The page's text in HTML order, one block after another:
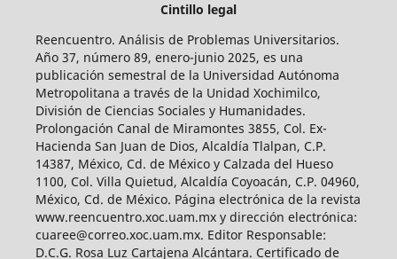
Cintillo legal
Reencuentro. Análisis de Problemas Universitarios.
Año 37, número 89, enero-junio 2025, es una
publicación semestral de la Universidad Autónoma
Metropolitana a través de la Unidad Xochimilco,
División de Ciencias Sociales y Humanidades.
Prolongación Canal de Miramontes 3855, Col. Ex-
Hacienda San Juan de Dios, Alcaldía Tlalpan, C.P.
14387, México, Cd. de México y Calzada del Hueso
1100, Col. Villa Quietud, Alcaldía Coyoacán, C.P. 04960,
México, Cd. de México. Página electrónica de la revista
www.reencuentro.xoc.uam.mx y dirección electrónica:
cuaree@correo.xoc.uam.mx. Editor Responsable:
D.C.G. Rosa Luz Cartajena Alcántara. Certificado de